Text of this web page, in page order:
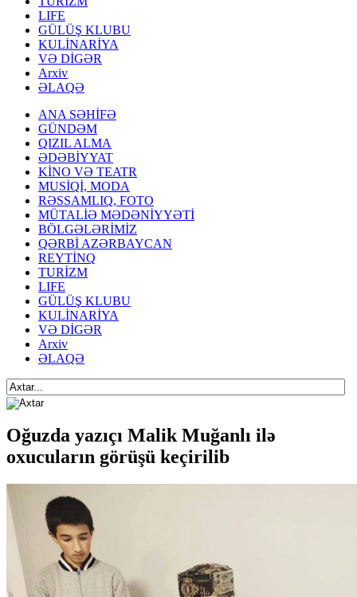
LIFE
GÜLÜŞ KLUBU
KULİNARİYA
VƏ DİGƏR
Arxiv
ƏLAQƏ
ANA SƏHİFƏ
GÜNDƏM
QIZIL ALMA
ƏDƏBİYYAT
KİNO VƏ TEATR
MUSİQİ, MODA
RƏSSAMLIQ, FOTO
MÜTALİƏ MƏDƏNİYYƏTİ
BÖLGƏLƏRİMİZ
QƏRBİ AZƏRBAYCAN
REYTİNQ
TURİZM
LIFE
GÜLÜŞ KLUBU
KULİNARİYA
VƏ DİGƏR
Arxiv
ƏLAQƏ
Oğuzda yazıçı Malik Muğanlı ilə
oxucuların görüşü keçirilib